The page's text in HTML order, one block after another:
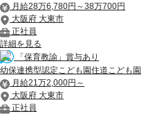
月給28万6,780円～38万700円
大阪府 大東市
正社員
詳細を見る
「保育教諭」賞与あり
幼保連携型認定こども園住道こども園
月給21万2,000円～
大阪府 大東市
正社員